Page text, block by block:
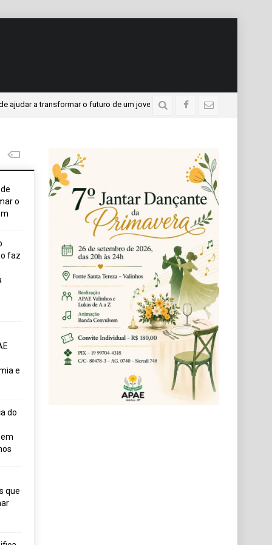
o futuro de um jovem 3 dias atrás APAE presente no
o
faz
e
do
que